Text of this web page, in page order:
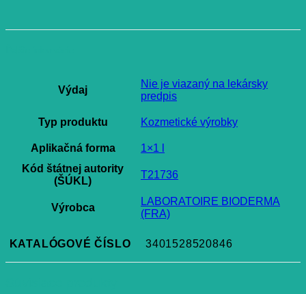
Výdaj
Nie je viazaný na lekársky
predpis
Typ produktu Kozmetické výrobky
Aplikačná forma
1×1 l
Kód štátnej autority
(ŠÚKL)
T21736
Výrobca
LABORATOIRE BIODERMA
(FRA)
KATALÓGOVÉ ČÍSLO 3401528520846